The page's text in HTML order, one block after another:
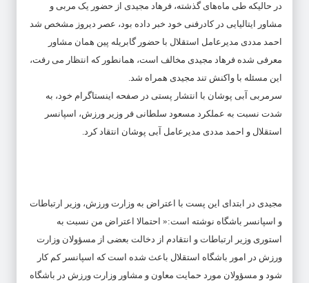
در حالیکه طی ماه‌های گذشته، فرهاد مجیدی از حضور یک مربی و
مشاور ایتالیایی در کادرفنی خود خبر داده بود، عصر دیروز مشخص شد
احمد مددی مدیرعامل استقلال با حضور گابریله پین همان مشاور
معرفی شده فرهاد مجیدی مخالف است، همانطور که انتظار می رفت،
این مسئله با واکنش تند مجیدی همراه شد.
سرمربی آبی پوشان با انتشار پستی در صفحه اینستاگرام خود، به
شدت نسبت به عملکرد مسعود سلطانی فر وزیر ورزش، اسپانسر
استقلال و احمد مددی مدیرعامل آبی پوشان انتقاد کرد.
مجیدی در ابتدای این پست با اعتراض به وزارت ورزش، وزیر ارتباطات
و اسپانسر باشگاه نوشته است:« احتمالا اعتراض من نسبت به
استوری وزیر ارتباطات و انتقادم از دخالت بعضی از مسؤولان وزارت
ورزش در امور باشگاه استقلال باعث شده است که اسپانسر کم کار
شود و مسؤولان مورد حمایت معاون و مشاور وزارت ورزش در باشگاه